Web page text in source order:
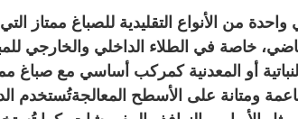
واحدة من الأنواع التقليدية للصباغ
خاصة في الطلاء الداخلي والخارجي
أو المعدنية كمركب أساسي مع صباغ
ومتانة على الأسطح المعالجةتُستخدم